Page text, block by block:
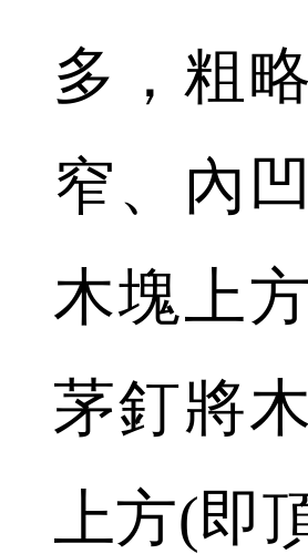
多，粗
窄、內
木塊上
茅釘將
上方(即